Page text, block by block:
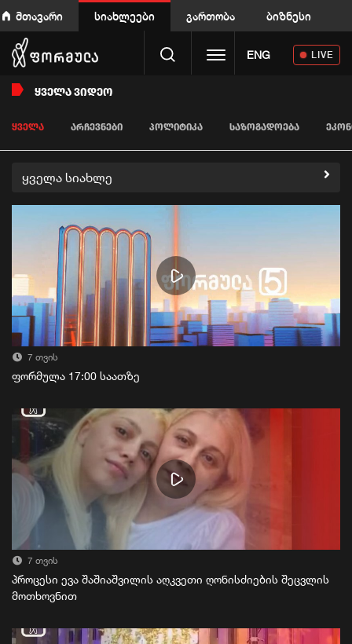
მთავარი სიახლეები გართობა ბიზნესი
Toggle navigation
ENG LIVE
ᲧᲕᲔᲚᲐ ᲕᲘᲓᲔᲝ
ᲧᲕᲔᲚᲐ ᲐᲠᲩᲔᲕᲜᲔᲑᲘ ᲞᲝᲚᲘᲢᲘᲙᲐ ᲡᲐᲖᲝᲒᲐᲓᲝᲔᲑᲐ
ყველა სიახლე
7 თვის
ფორმულა 17:00 საათზე
7 თვის
პროცესი ევა შაშიაშვილის აღკვეთი ღონისძიების შეცვლის
მოთხოვნით